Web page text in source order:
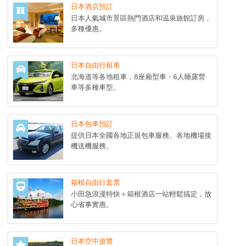
日本酒店預訂
日本人氣城市景區熱門酒店和温泉旅館訂房，
多種優惠。
日本自由行租車
北海道等各地租車，8座廂型車・6人睡露營
車等多種車型。
日本包車預訂
提供日本全國各地正規包車服務。各地機場接
機送機服務。
箱根自由行套票
小田急浪漫特快＋箱根酒店一站輕鬆搞定，放
心省事實惠。
日本空中遊覽